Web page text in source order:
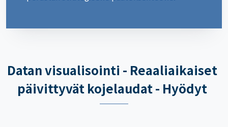
Datan visualisointi - Reaaliaikaiset
päivittyvät kojelaudat - Hyödyt